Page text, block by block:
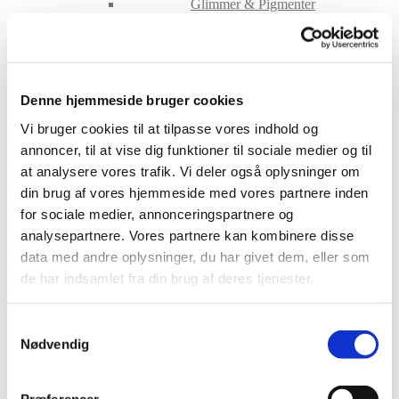
Denne hjemmeside bruger cookies
Vi bruger cookies til at tilpasse vores indhold og
annoncer, til at vise dig funktioner til sociale medier og til
at analysere vores trafik. Vi deler også oplysninger om
din brug af vores hjemmeside med vores partnere inden
for sociale medier, annonceringspartnere og
analysepartnere. Vores partnere kan kombinere disse
data med andre oplysninger, du har givet dem, eller som
de har indsamlet fra din brug af deres tjenester.
Nødvendig
Glimmer & Pigmenter
Maskiner og tilbehør
Negle Olie
Stamping
Stickers
Striping Tape
Tipper & øvehænder
Værktøj
Water Decals
Valentinesdag
Jule Nailart
Påske Nailart
Kurser
Jelly Maske